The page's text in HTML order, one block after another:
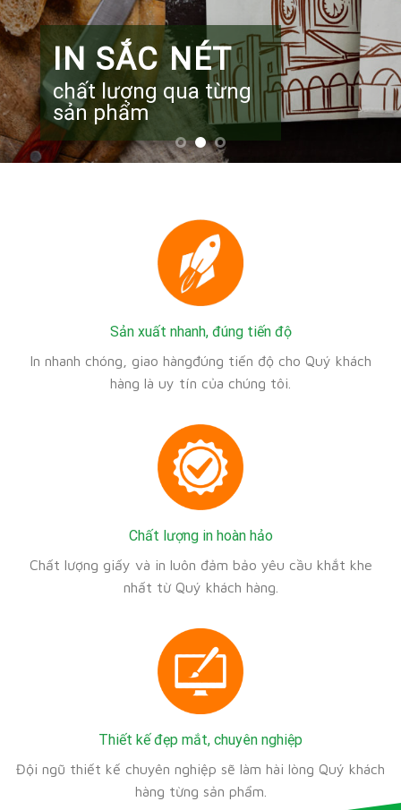
UY TÍN
in và giao hàng nhanh
chóng
Sản xuất nhanh, đúng tiến độ
In nhanh chóng, giao hàngđúng tiến độ cho Quý khách
hàng là uy tín của chúng tôi.
Chất lượng in hoàn hảo
Chất lượng giấy và in luôn đảm bảo yêu cầu khắt khe
nhất từ Quý khách hàng.
Thiết kế đẹp mắt, chuyên nghiệp
Đội ngũ thiết kế chuyên nghiệp sẽ làm hài lòng Quý khách
hàng từng sản phẩm.